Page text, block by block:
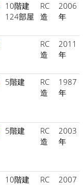
10階建
124部屋
RC
造
2006
年
RC
造
2011
年
5階建
RC
造
1987
年
5階建
RC
造
2003
年
10階建
RC
2007